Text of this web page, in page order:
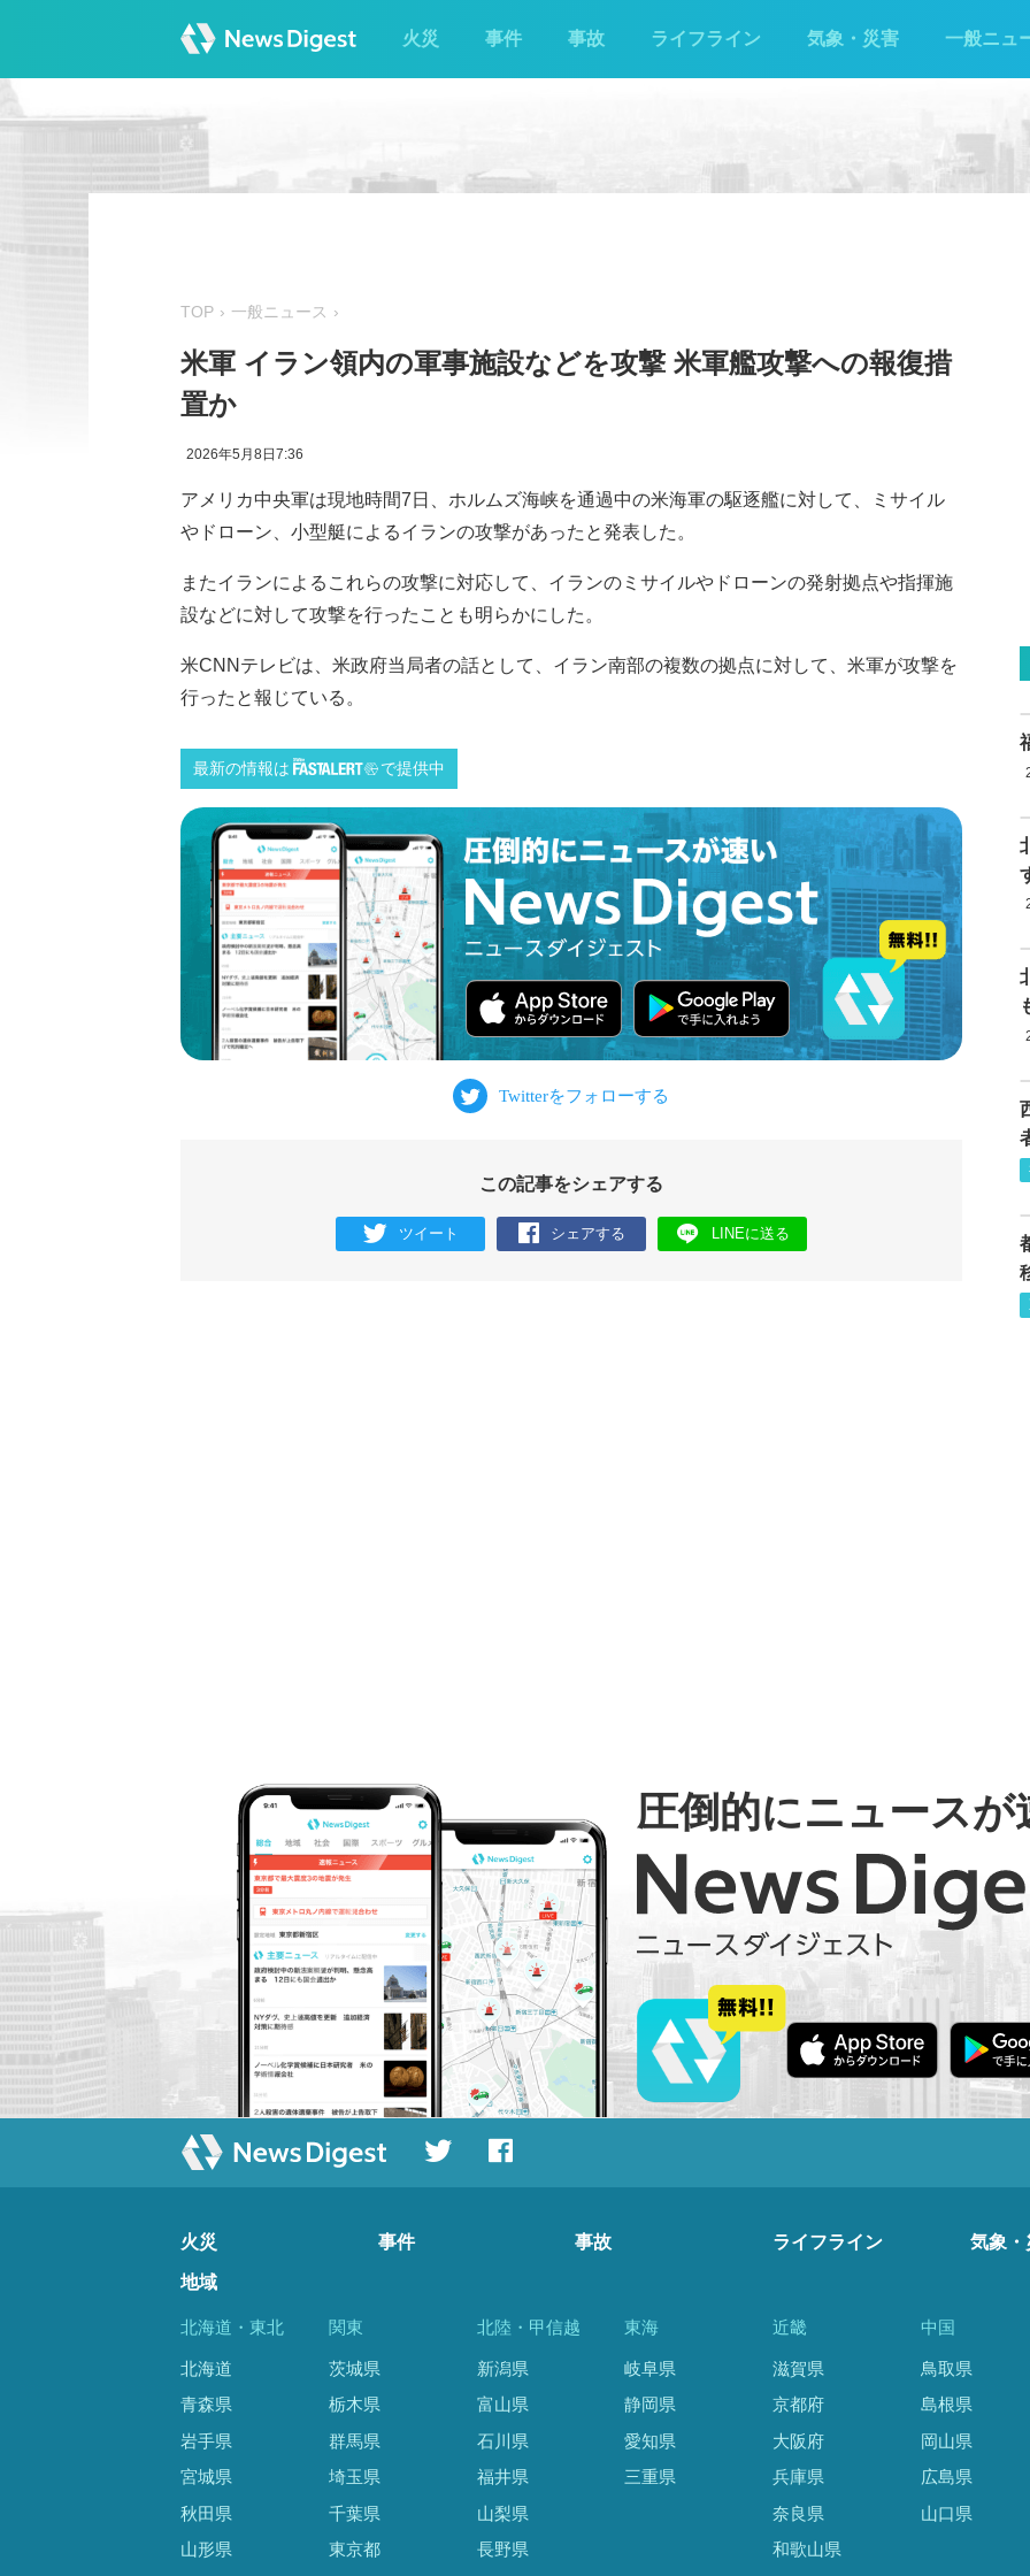
火災 事件 事故 ライフライン 気象・災害 一般ニュ
TOP 一般ニュース
米軍 イラン領内の軍事施設などを攻撃 米軍艦攻撃への報復措
置か
2026年5月8日7:36
アメリカ中央軍は現地時間7日、ホルムズ海峡を通過中の米海軍の駆逐艦に対して、ミサイル
やドローン、小型艇によるイランの攻撃があったと発表した。
またイランによるこれらの攻撃に対応して、イランのミサイルやドローンの発射拠点や指揮施
設などに対して攻撃を行ったことも明らかにした。
米CNNテレビは、米政府当局者の話として、イラン南部の複数の拠点に対して、米軍が攻撃を
行ったと報じている。
最新の情報は で提供中
この記事をシェアする
ツイート シェアする LINEに送る
圧倒的にニュースが
火災 事件 事故 ライフライン 気象・
地域
北海道・東北
北海道
青森県
岩手県
宮城県
秋田県
山形県
関東
茨城県
栃木県
群馬県
埼玉県
千葉県
東京都
北陸・甲信越
新潟県
富山県
石川県
福井県
山梨県
長野県
東海
岐阜県
静岡県
愛知県
三重県
近畿
滋賀県
京都府
大阪府
兵庫県
奈良県
和歌山県
中国
鳥取県
島根県
岡山県
広島県
山口県